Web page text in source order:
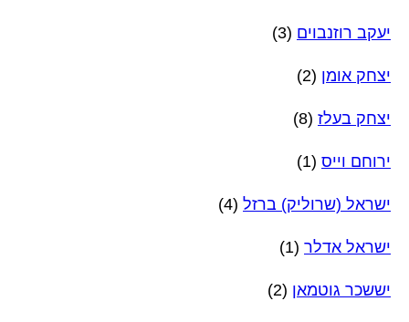
יעקב רוזנבוים (3)
יצחק אומן (2)
יצחק בעלז (8)
ירוחם וייס (1)
ישראל (שרוליק) ברזל (4)
ישראל אדלר (1)
יששכר גוטמאן (2)